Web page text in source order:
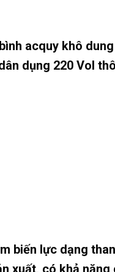
acquy khô
dụng 220 Vol
biến lực dạng
xuất, có khả